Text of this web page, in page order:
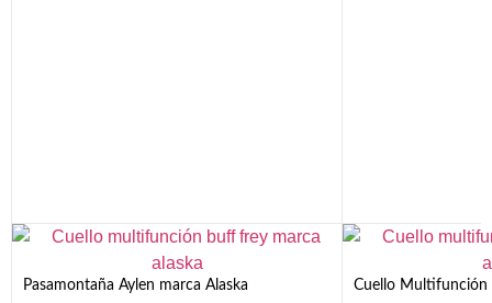
Pasamontaña Aylen marca Alaska Cuello Multifunción